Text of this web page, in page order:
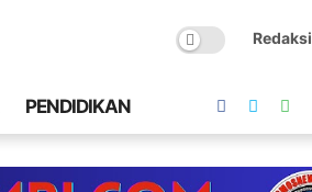
Redaksi
PENDIDIKAN